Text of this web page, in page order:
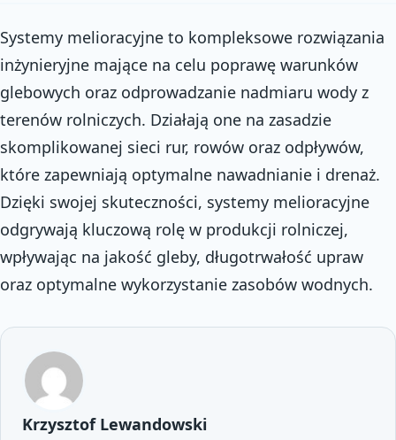
Systemy melioracyjne to kompleksowe rozwiązania
inżynieryjne mające na celu poprawę warunków
glebowych oraz odprowadzanie nadmiaru wody z
terenów rolniczych. Działają one na zasadzie
skomplikowanej sieci rur, rowów oraz odpływów,
które zapewniają optymalne nawadnianie i drenaż.
Dzięki swojej skuteczności, systemy melioracyjne
odgrywają kluczową rolę w produkcji rolniczej,
wpływając na jakość gleby, długotrwałość upraw
oraz optymalne wykorzystanie zasobów wodnych.
Krzysztof Lewandowski